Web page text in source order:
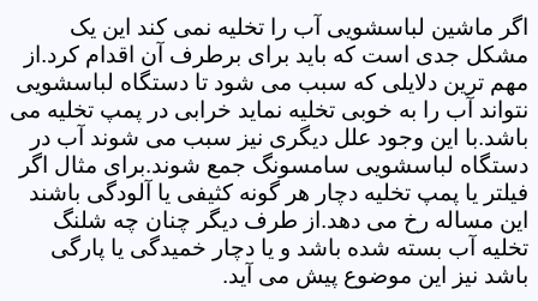
اگر ماشین لباسشویی آب را تخلیه نمی کند این یک
مشکل جدی است که باید برای برطرف آن اقدام کرد.از
مهم ترین دلایلی که سبب می شود تا دستگاه لباسشویی
نتواند آب را به خوبی تخلیه نماید خرابی در پمپ تخلیه می
باشد.با این وجود علل دیگری نیز سبب می شوند آب در
دستگاه لباسشویی سامسونگ جمع شوند.برای مثال اگر
فیلتر یا پمپ تخلیه دچار هر گونه کثیفی یا آلودگی باشند
این مساله رخ می دهد.از طرف دیگر چنان چه شلنگ
تخلیه آب بسته شده باشد و یا دچار خمیدگی یا پارگی
باشد نیز این موضوع پیش می آید.